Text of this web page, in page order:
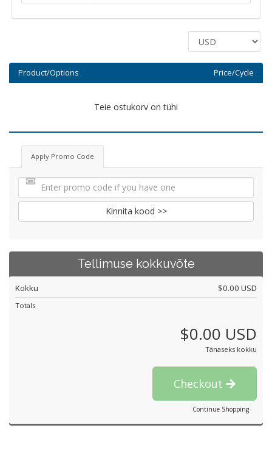
Product/Options Price/Cycle
Teie ostukorv on tühi
Apply Promo Code
Kinnita kood >>
Tellimuse kokkuvõte
Kokku $0.00 USD
Totals
$0.00 USD
Tänaseks kokku
Checkout
Continue Shopping